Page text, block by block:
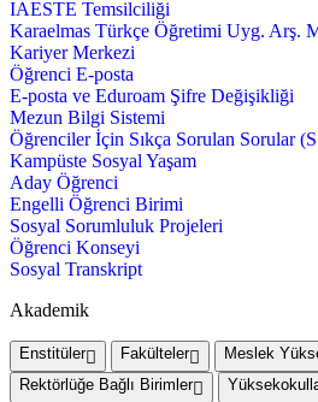
IAESTE Temsilciliği
Karaelmas Türkçe Öğretimi Uyg. Arş.
Kariyer Merkezi
Öğrenci E-posta
E-posta ve Eduroam Şifre Değişikliği
Mezun Bilgi Sistemi
Öğrenciler İçin Sıkça Sorulan Sorular
Kampüste Sosyal Yaşam
Aday Öğrenci
Engelli Öğrenci Birimi
Sosyal Sorumluluk Projeleri
Öğrenci Konseyi
Sosyal Transkript
Akademik
Enstitüler Fakülteler
Meslek
Rektörlüğe Bağlı Birimler